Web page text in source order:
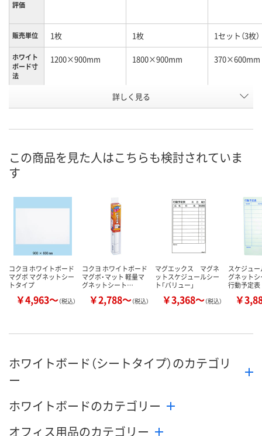
評価
販売単位 1枚 1枚 1セット（3枚）
ホワイト
ボード寸
法
1200×900mm 1800×900mm 370×600mm
無地 月間予定表
号
お届け日
カゴへ カ
詳しく見る
この商品を見た人はこちらも検討されていま
す
コクヨ ホワイトボード
マグボ マグネットシー
トタイプ
￥4,963～（税込）
コクヨ ホワイトボード
マグボ・マット 軽量マ
グネットシート…
￥2,788～（税込）
マグエックス マグネ
ットスケジュールシー
ト「バリュー」
￥3,368～（税込）
スケジュー
グネットシ
行動予定表
￥
ホワイトボード（シートタイプ）のカテゴリ
ー
ホワイトボードのカテゴリー
オフィス用品のカテゴリー